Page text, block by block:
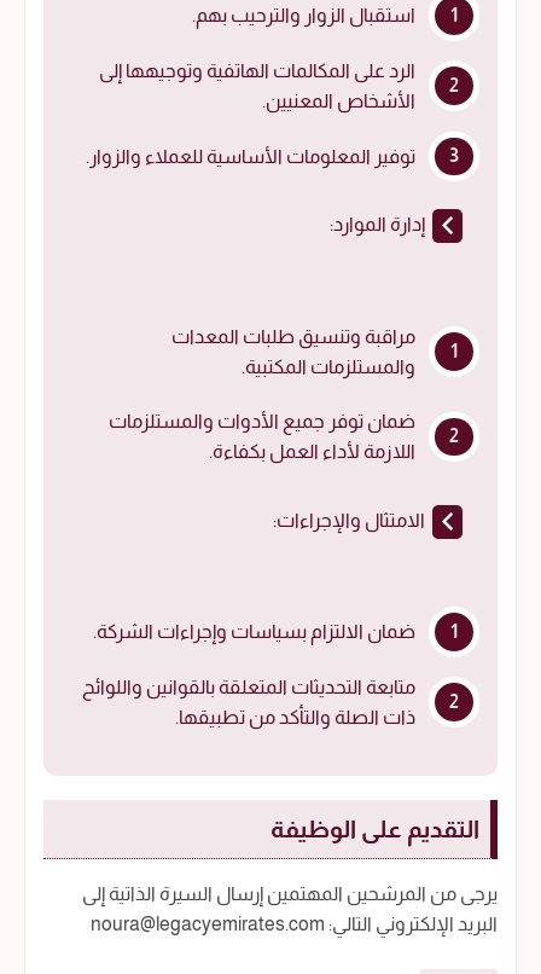
استقبال الزوار والترحيب بهم.
الرد على المكالمات الهاتفية وتوجيهها إلى
الأشخاص المعنيين.
توفير المعلومات الأساسية للعملاء والزوار.
إدارة الموارد:
مراقبة وتنسيق طلبات المعدات
والمستلزمات المكتبية.
ضمان توفر جميع الأدوات والمستلزمات
اللازمة لأداء العمل بكفاءة.
الامتثال والإجراءات:
ضمان الالتزام بسياسات وإجراءات الشركة.
متابعة التحديثات المتعلقة بالقوانين واللوائح
ذات الصلة والتأكد من تطبيقها.
التقديم على الوظيفة
يرجى من المرشحين المهتمين إرسال السيرة الذاتية إلى
البريد الإلكتروني التالي: noura@legacyemirates.com